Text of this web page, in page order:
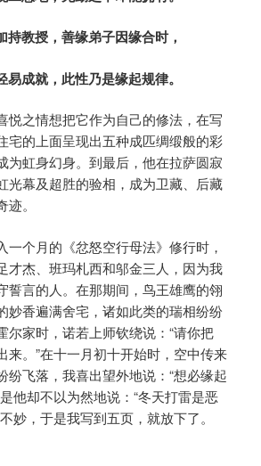
持教授，善缘弟子因缘合时，
易成就，此性乃是缘起规律。
悦之情想把它作为自己的修法，在写
宅的上面呈现出五种成匹绸缎般的彩
为虹身幻身。到最后，他在拉萨圆寂
光幕及超胜的验相，成为卫藏、后藏
。
一个月的《忿怒空行母法》修行时，
才杰、班玛札西和邬金三人，因为我
誓言的人。在那期间，鸟王雄鹰的翎
妙香遍满舍宅，诸如此类的瑞相纷纷
尔家时，诺若上师钦绕说：“请你把
来。”在十一月初十开始时，空中传来
纷飞落，我喜出望外地说：“想必缘起
他却不以为然地说：“冬天打雷是恶
妙，于是我写到五页，就放下了。